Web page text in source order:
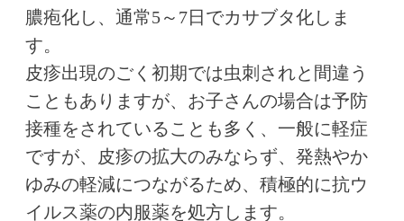
膿疱化し、通常5～7日でカサブタ化しま
す。
皮疹出現のごく初期では虫刺されと間違う
こともありますが、お子さんの場合は予防
接種をされていることも多く、一般に軽症
ですが、皮疹の拡大のみならず、発熱やか
ゆみの軽減につながるため、積極的に抗ウ
イルス薬の内服薬を処方します。